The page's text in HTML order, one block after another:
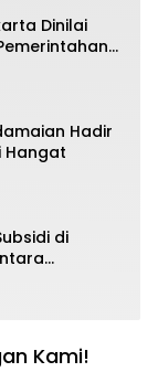
Dinilai
Hadir
Hangat
di
Konsumen,
Kami!